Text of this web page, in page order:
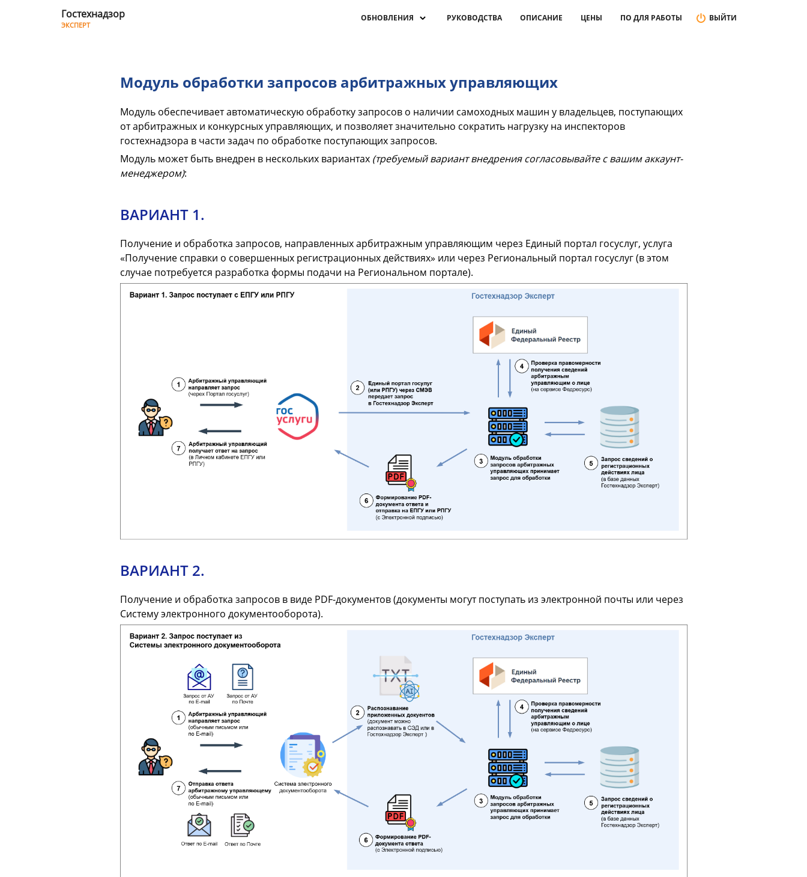
Гостехнадзор
ЭКСПЕРТ
запросов
арбитражных
управляющих
ОБНОВЛЕНИЯ РУКОВОДСТВА ОПИСАНИЕ ЦЕНЫ ПО ДЛЯ РАБОТЫ ВЫЙТИ
Модуль обработки запросов арбитражных управляющих
Модуль обеспечивает автоматическую обработку запросов о наличии самоходных машин у владельцев, поступающих
от арбитражных и конкурсных управляющих, и позволяет значительно сократить нагрузку на инспекторов
гостехнадзора в части задач по обработке поступающих запросов.
Модуль может быть внедрен в нескольких вариантах (требуемый вариант внедрения согласовывайте с вашим аккаунт-
менеджером):
ВАРИАНТ 1.
Получение и обработка запросов, направленных арбитражным управляющим через Единый портал госуслуг, услуга
«Получение справки о совершенных регистрационных действиях» или через Региональный портал госуслуг (в этом
случае потребуется разработка формы подачи на Региональном портале).
ВАРИАНТ 2.
Получение и обработка запросов в виде PDF-документов (документы могут поступать из электронной почты или через
Систему электронного документооборота).